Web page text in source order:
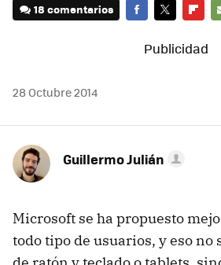
18 comentarios
28 Octubre 2014
Guillermo Julián
Microsoft se ha propuesto
todo tipo de usuarios, y eso no